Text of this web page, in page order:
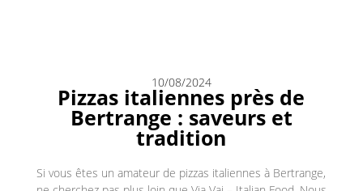
10/08/2024
Pizzas italiennes près de
Bertrange : saveurs et
tradition
Si vous êtes un amateur de pizzas italiennes à Bertrange,